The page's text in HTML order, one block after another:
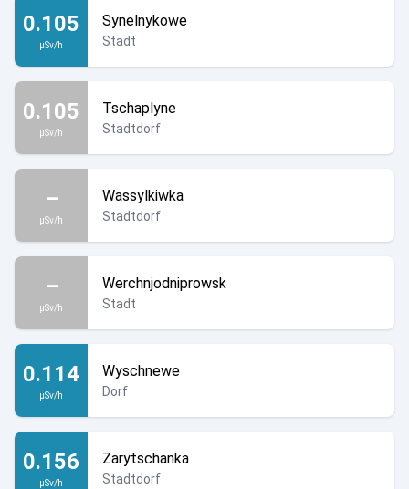
0.105
µSv/h
Synelnykowe
Stadt
0.105
µSv/h
Tschaplyne
Stadtdorf
–
µSv/h
Wassylkiwka
Stadtdorf
–
µSv/h
Werchnjodniprowsk
Stadt
0.114
µSv/h
Wyschnewe
Dorf
0.156
µSv/h
Zarytschanka
Stadtdorf